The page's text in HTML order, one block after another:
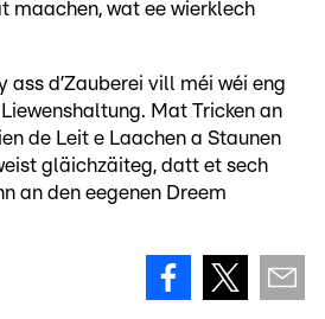
maachen, wat ee wierklech
ass d’Zauberei vill méi wéi eng
Mat Tricken an
de Leit e Laachen a Staunen
gläichzäiteg, datt et sech
an den eegenen Dreem